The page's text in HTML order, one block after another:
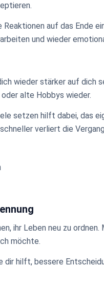
auf das Ende
und wieder
wieder stärker auf
alte Hobbys wieder.
setzen hilft dabei, das
verliert die
ihr Leben neu zu
möchte.
dir hilft, bessere